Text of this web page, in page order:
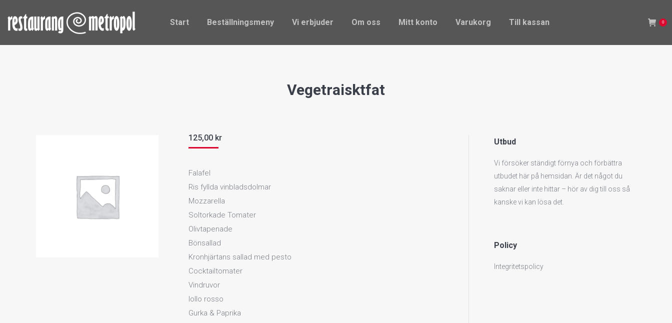
Start Beställningsmeny Vi erbjuder Om oss Mitt konto Varukorg Till kassan 0
Vegetraisktfat
125,00 kr
Falafel
Ris fyllda vinbladsdolmar
Mozzarella
Soltorkade Tomater
Olivtapenade
Bönsallad
Kronhjärtans sallad med pesto
Cocktailtomater
Vindruvor
lollo rosso
Gurka & Paprika
Utbud
Vi försöker ständigt förnya och förbättra
utbudet här på hemsidan. Är det något du
saknar eller inte hittar – hör av dig till oss så
kanske vi kan lösa det.
Policy
Integritetspolicy